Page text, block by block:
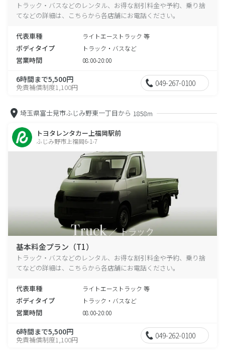
トラック・バスなどのレンタル、お得な割引料金や予約、乗り捨
てなどの詳細は、こちらから各店舗にお電話ください。
代表車種 ライトエーストラック 等
ボディタイプ トラック・バスなど
営業時間 08:00-20:00
6時間まで5,500円
免責補償制度1,100円 049-267-0100
埼玉県富士見市ふじみ野東一丁目から 1858m
トヨタレンタカー上福岡駅前
ふじみ野市上福岡6-1-7
基本料金プラン（T1）
トラック・バスなどのレンタル、お得な割引料金や予約、乗り捨
てなどの詳細は、こちらから各店舗にお電話ください。
代表車種 ライトエーストラック 等
ボディタイプ トラック・バスなど
営業時間 08:00-20:00
6時間まで5,500円
免責補償制度1,100円 049-262-0100